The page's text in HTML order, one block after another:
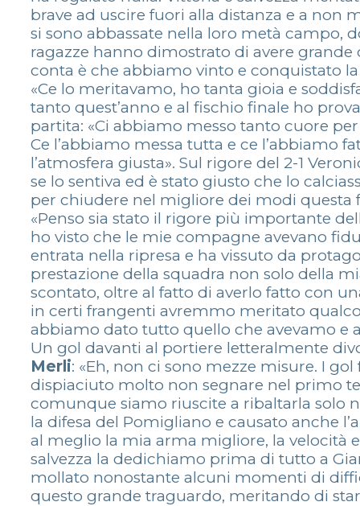
brave ad uscire fuori alla distanza e a non
si sono abbassate nella loro metà campo,
ragazze hanno dimostrato di avere
conta è che abbiamo vinto e conquistato la
«Ce lo meritavamo, ho tanta gioia e
tanto quest’anno e al fischio finale ho
partita: «Ci abbiamo messo tanto cuore
Ce l’abbiamo messa tutta e ce l’abbiamo
l’atmosfera giusta». Sul rigore del 2-1
se lo sentiva ed è stato giusto che lo
per chiudere nel migliore dei modi questa
«Penso sia stato il rigore più importante
ho visto che le mie compagne avevano
entrata nella ripresa e ha vissuto da
prestazione della squadra non solo della
scontato, oltre al fatto di averlo fatto con
in certi frangenti avremmo meritato
abbiamo dato tutto quello che avevamo e
Un gol davanti al portiere letteralmente
Merli: «Eh, non ci sono mezze misure. I
dispiaciuto molto non segnare nel primo
comunque siamo riuscite a ribaltarla solo
la difesa del Pomigliano e causato anche
al meglio la mia arma migliore, la velocità
salvezza la dedichiamo prima di tutto a
mollato nonostante alcuni momenti di
questo grande traguardo, meritando di